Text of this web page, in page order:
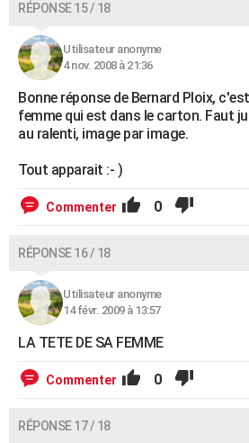
RÉPONSE 15 / 18
Utilisateur anonyme
4 nov. 2008 à 21:36
Bonne réponse de Bernard Ploix,
femme qui est dans le carton. Faut
au ralenti, image par image.
Tout apparait :- )
Commenter 0
RÉPONSE 16 / 18
Utilisateur anonyme
14 févr. 2009 à 13:57
LA TETE DE SA FEMME
Commenter 0
RÉPONSE 17 / 18